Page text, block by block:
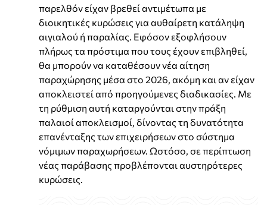
παρελθόν είχαν βρεθεί αντιμέτωπα με
διοικητικές κυρώσεις για αυθαίρετη κατάληψη
αιγιαλού ή παραλίας. Εφόσον εξοφλήσουν
πλήρως τα πρόστιμα που τους έχουν επιβληθεί,
θα μπορούν να καταθέσουν νέα αίτηση
παραχώρησης μέσα στο 2026, ακόμη και αν είχαν
αποκλειστεί από προηγούμενες διαδικασίες. Με
τη ρύθμιση αυτή καταργούνται στην πράξη
παλαιοί αποκλεισμοί, δίνοντας τη δυνατότητα
επανένταξης των επιχειρήσεων στο σύστημα
νόμιμων παραχωρήσεων. Ωστόσο, σε περίπτωση
νέας παράβασης προβλέπονται αυστηρότερες
κυρώσεις.